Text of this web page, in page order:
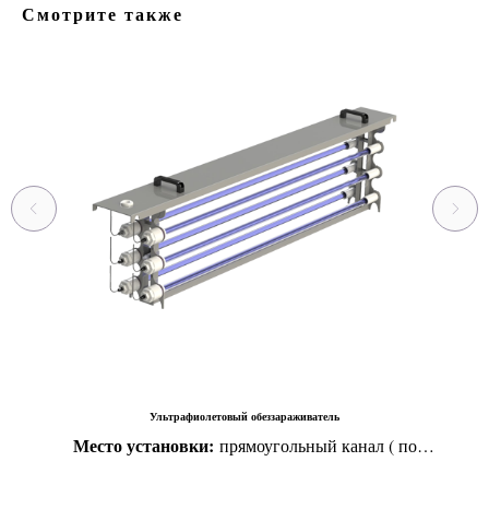
Смотрите также
Ультрафиолетовый обеззараживатель
Место установки: прямоугольный канал ( по